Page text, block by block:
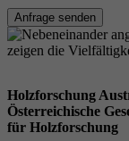
Anfrage senden
Holzforschung
Österreichische
für Holzforschung